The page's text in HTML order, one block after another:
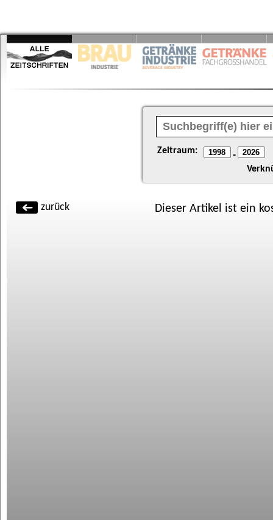
Zeitraum: -
zurück Dieser Artikel ist ein